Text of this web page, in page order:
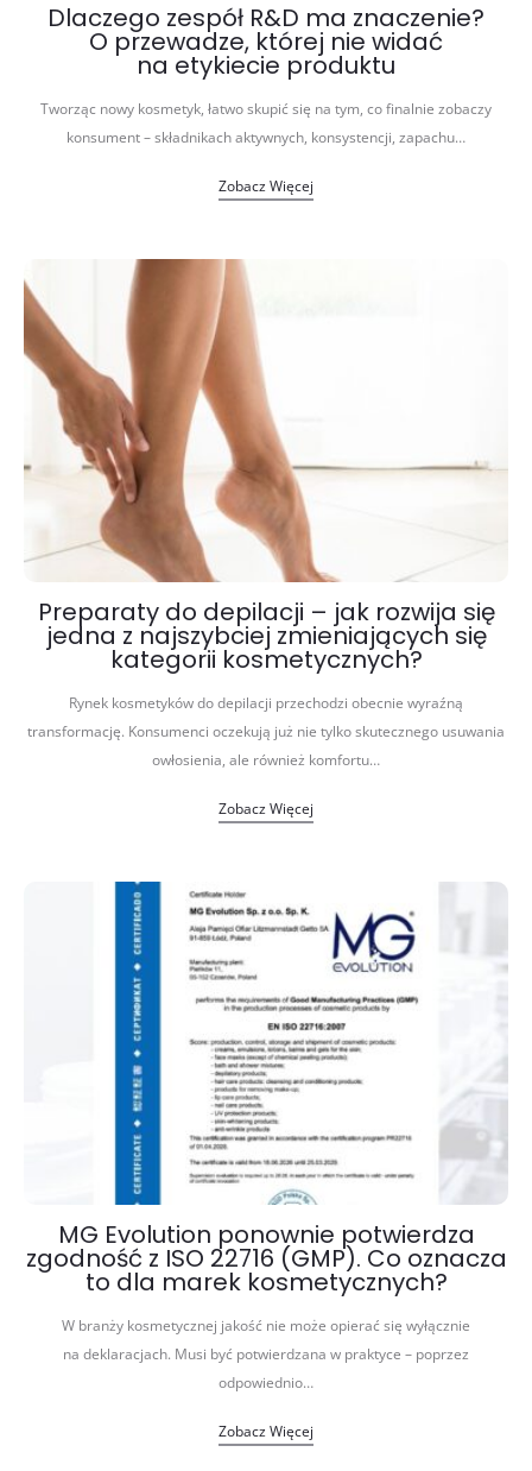
Dlaczego zespół R&D ma znaczenie?
O przewadze, której nie widać
na etykiecie produktu
Tworząc nowy kosmetyk, łatwo skupić się na tym, co finalnie zobaczy
konsument – składnikach aktywnych, konsystencji, zapachu…
Zobacz Więcej
Preparaty do depilacji – jak rozwija się
jedna z najszybciej zmieniających się
kategorii kosmetycznych?
Rynek kosmetyków do depilacji przechodzi obecnie wyraźną
transformację. Konsumenci oczekują już nie tylko skutecznego usuwania
owłosienia, ale również komfortu…
Zobacz Więcej
MG Evolution ponownie potwierdza
zgodność z ISO 22716 (GMP). Co oznacza
to dla marek kosmetycznych?
W branży kosmetycznej jakość nie może opierać się wyłącznie
na deklaracjach. Musi być potwierdzana w praktyce – poprzez
odpowiednio…
Zobacz Więcej